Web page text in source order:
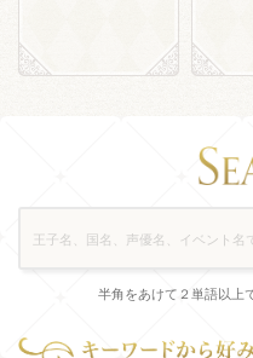
半角をあけて２単語以上